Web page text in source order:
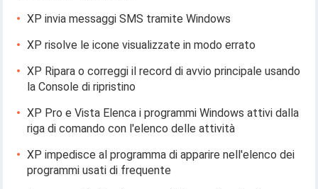
XP invia messaggi SMS tramite Windows
XP risolve le icone visualizzate in modo errato
XP Ripara o correggi il record di avvio principale usando
la Console di ripristino
XP Pro e Vista Elenca i programmi Windows attivi dalla
riga di comando con l'elenco delle attività
XP impedisce al programma di apparire nell'elenco dei
programmi usati di frequente